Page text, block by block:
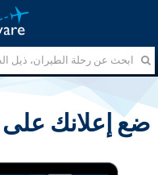
ضع إعلانك على